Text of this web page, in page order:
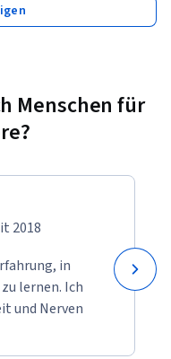
Menschen für
2018
in
lernen. Ich
und Nerven